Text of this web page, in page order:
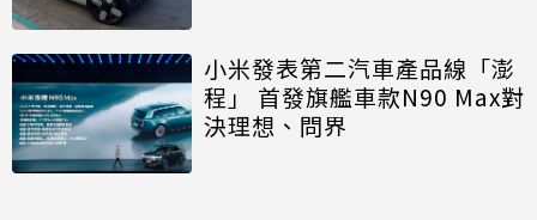
小米發表第二汽車產品線「澎
程」 首發旗艦車款N90 Max對
決理想、問界